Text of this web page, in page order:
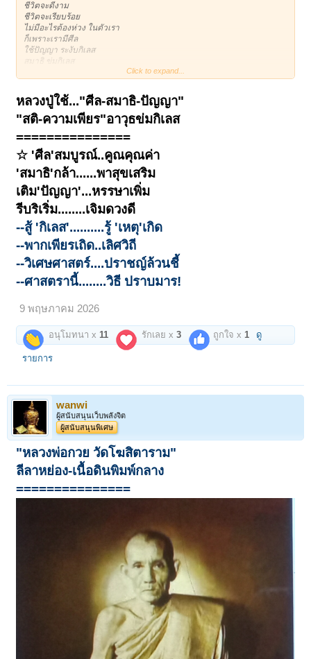
ชีวิตจะดีงาม
ชีวิตจะเรียบร้อย
ไม่มีอะไรต้องห่วง ในตัวเรา
ก็เพราะเรามีศีล
ใช้ปัญญา ระงับกิเลส
สมาธิ ข่มกิเลส
ไม่ให้กิเลสเกิด สกดมันไว้
ใช้ทั้งหมดควบคุมมัน
ของวิเศษทั้งหมด
ใช้ของวิเศษให้เกิดประโยชน์
(หลวงปู่โต๊ะ วัดประดู่ฉิมพลี)
Click to expand...
หลวงปู่ใช้..."ศีล-สมาธิ-ปัญญา"
"สติ-ความเพียร"อาวุธข่มกิเลส
===============
☆ 'ศีล'สมบูรณ์..คูณคุณค่า
'สมาธิ'กล้า......พาสุขเสริม
เติม'ปัญญา'...หรรษาเพิ่ม
รีบริเริ่ม........เจิมดวงดี
--สู้ 'กิเลส'..........รู้ 'เหตุ'เกิด
--พากเพียรเถิด..เลิศวิถี
--วิเศษศาสตร์....ปราชญ์ล้วนชี้
--ศาสตรานี้........วิธี ปราบมาร!
9 พฤษภาคม 2026
อนุโมทนา x11 รักเลย x3 ถูกใจ x1 ดู
รายการ
wanwi
ผู้สนับสนุนเว็บพลังจิต
ผู้สนับสนุนพิเศษ
"หลวงพ่อกวย วัดโฆสิตาราม"
ลีลาหย่อง-เนื้อดินพิมพ์กลาง
===============